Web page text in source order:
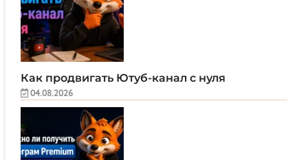
Как продвигать Ютуб-канал с нуля
04.08.2026